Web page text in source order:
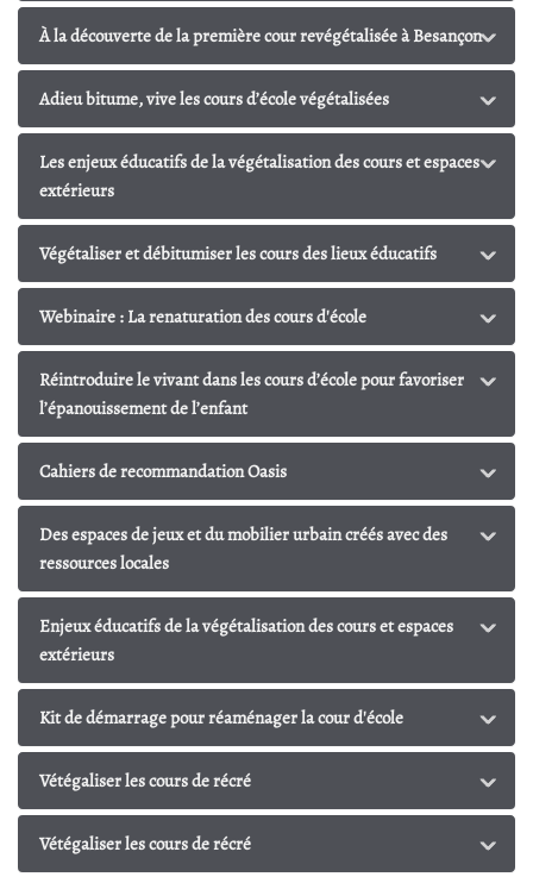
À la découverte de la première cour revégétalisée à Besançon
Adieu bitume, vive les cours d’école végétalisées
Les enjeux éducatifs de la végétalisation des cours et espaces
extérieurs
Végétaliser et débitumiser les cours des lieux éducatifs
Webinaire : La renaturation des cours d'école
Réintroduire le vivant dans les cours d’école pour favoriser
l’épanouissement de l’enfant
Cahiers de recommandation Oasis
Des espaces de jeux et du mobilier urbain créés avec des
ressources locales
Enjeux éducatifs de la végétalisation des cours et espaces
extérieurs
Kit de démarrage pour réaménager la cour d'école
Vétégaliser les cours de récré
Vétégaliser les cours de récré